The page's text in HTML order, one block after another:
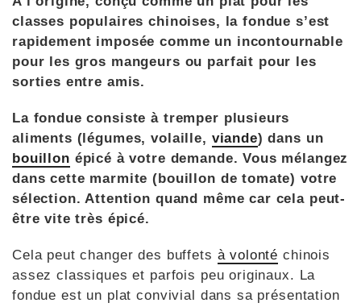
classes populaires chinoises, la fondue s’est
rapidement imposée comme un incontournable
pour les gros mangeurs ou parfait pour les
sorties entre amis.
La fondue consiste à tremper plusieurs
aliments (légumes, volaille, viande) dans un
bouillon épicé à votre demande. Vous mélangez
dans cette marmite (bouillon de tomate) votre
sélection. Attention quand même car cela peut-
être vite très épicé.
Cela peut changer des buffets à volonté chinois
assez classiques et parfois peu originaux. La
fondue est un plat convivial dans sa présentation